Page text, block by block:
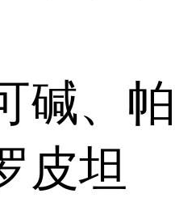
碱、帕
皮坦